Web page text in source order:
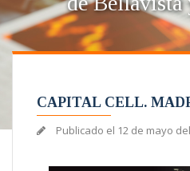
CAPITAL CELL.
Publicado el 12 de mayo